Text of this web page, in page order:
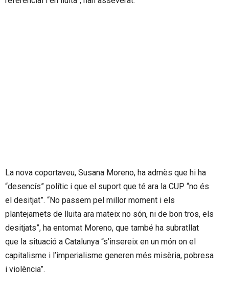
La nova coportaveu, Susana Moreno, ha admès que hi ha
“desencís” polític i que el suport que té ara la CUP “no és
el desitjat”. “No passem pel millor moment i els
plantejamets de lluita ara mateix no són, ni de bon tros, els
desitjats”, ha entomat Moreno, que també ha subratllat
que la situació a Catalunya “s’insereix en un món on el
capitalisme i l’imperialisme generen més misèria, pobresa
i violència”.